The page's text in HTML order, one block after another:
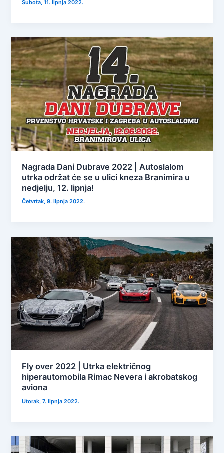
Subota, 11. lipnja 2022.
Nagrada Dani Dubrave 2022 | Autoslalom
utrka održat će se u ulici kneza Branimira u
nedjelju, 12. lipnja!
Četvrtak, 9. lipnja 2022.
Fly over 2022 | Utrka električnog
hiperautomobila Rimac Nevera i akrobatskog
aviona
Utorak, 7. lipnja 2022.